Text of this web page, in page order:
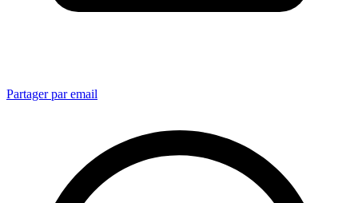
Partager par email